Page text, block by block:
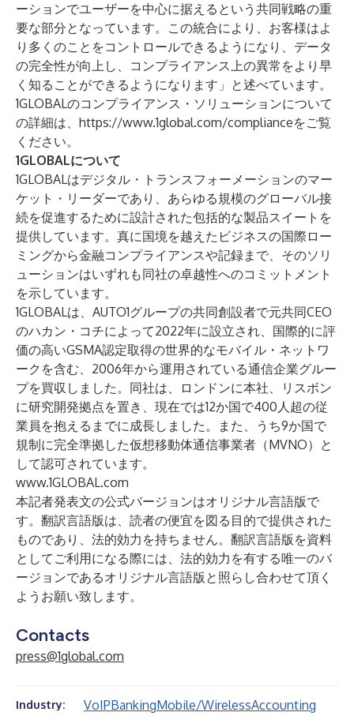
ーションでユーザーを中心に据えるという共同戦略の重
要な部分となっています。この統合により、お客様はよ
り多くのことをコントロールできるようになり、データ
の完全性が向上し、コンプライアンス上の異常をより早
く知ることができるようになります」と述べています。
1GLOBALのコンプライアンス・ソリューションについて
の詳細は、 https://www.1global.com/complianceをご覧
ください。
1GLOBALについて
1GLOBALはデジタル・トランスフォーメーションのマー
ケット・リーダーであり、あらゆる規模のグローバル接
続を促進するために設計された包括的な製品スイートを
提供しています。真に国境を越えたビジネスの国際ロー
ミングから金融コンプライアンスや記録まで、そのソリ
ューションはいずれも同社の卓越性へのコミットメント
を示しています。
1GLOBALは、AUTO1グループの共同創設者で元共同CEO
のハカン・コチによって2022年に設立され、国際的に評
価の高いGSMA認定取得の世界的なモバイル・ネットワ
ークを含む、2006年から運用されている通信企業グルー
プを買収しました。同社は、ロンドンに本社、リスボン
に研究開発拠点を置き、現在では12か国で400人超の従
業員を抱えるまでに成長しました。また、うち9か国で
規制に完全準拠した仮想移動体通信事業者（MVNO）と
して認可されています。
www.1GLOBAL.com
本記者発表文の公式バージョンはオリジナル言語版で
す。翻訳言語版は、読者の便宜を図る目的で提供された
ものであり、法的効力を持ちません。翻訳言語版を資料
としてご利用になる際には、法的効力を有する唯一のバ
ージョンであるオリジナル言語版と照らし合わせて頂く
ようお願い致します。
Contacts
press@1global.com
Industry: VoIPBankingMobile/WirelessAccounting